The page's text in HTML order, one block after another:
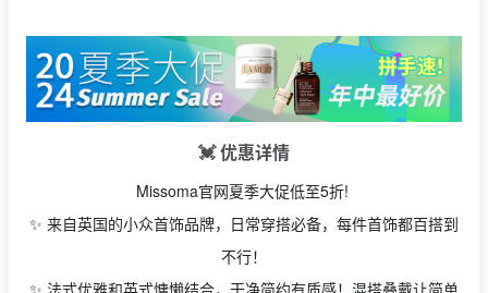
💓 优惠详情
Missoma官网夏季大促低至5折!
✨ 来自英国的小众首饰品牌，日常穿搭必备，每件首饰都百搭到
不行！
✨ 法式优雅和英式慵懒结合，干净简约有质感！混搭叠戴让简单